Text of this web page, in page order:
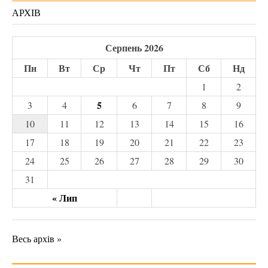
АРХІВ
Серпень 2026
Пн
Вт Ср Чт Пт Сб Нд
« Лип
1
2
3
4 5 6 7 8
9
10
11 12 13 14 15
16
17
18 19 20 21 22
23
24
25 26 27 28 29
30
31
Весь архів »